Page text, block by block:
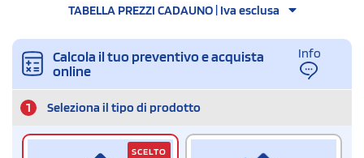
TABELLA PREZZI CADAUNO | Iva esclusa
Calcola il tuo preventivo e acquista
online
Info
1 Seleziona il tipo di prodotto
SCELTO